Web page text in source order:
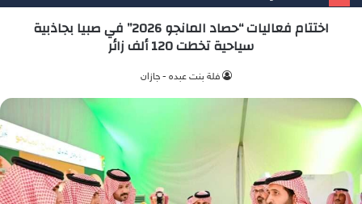
اختتام فعاليات “حصاد المانجو 2026” في صبيا بجاذبية
سياحية تخطت 120 ألف زائر
فلة بنت عبده - جازان